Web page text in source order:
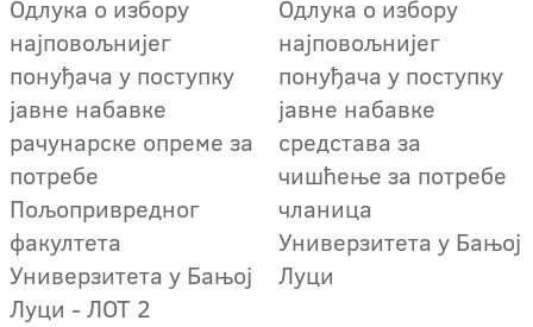
Oдлука о избору
најповољнијег
понуђача у поступку
јавне набавке
рачунарске опреме за
потребе
Пољопривредног
факултета
Универзитета у Бањој
Луци - ЛОТ 2
Oдлука о избору
најповољнијег
понуђача у поступку
јавне набавке
средстава за
чишћење за потребе
чланица
Универзитета у Бањој
Луци